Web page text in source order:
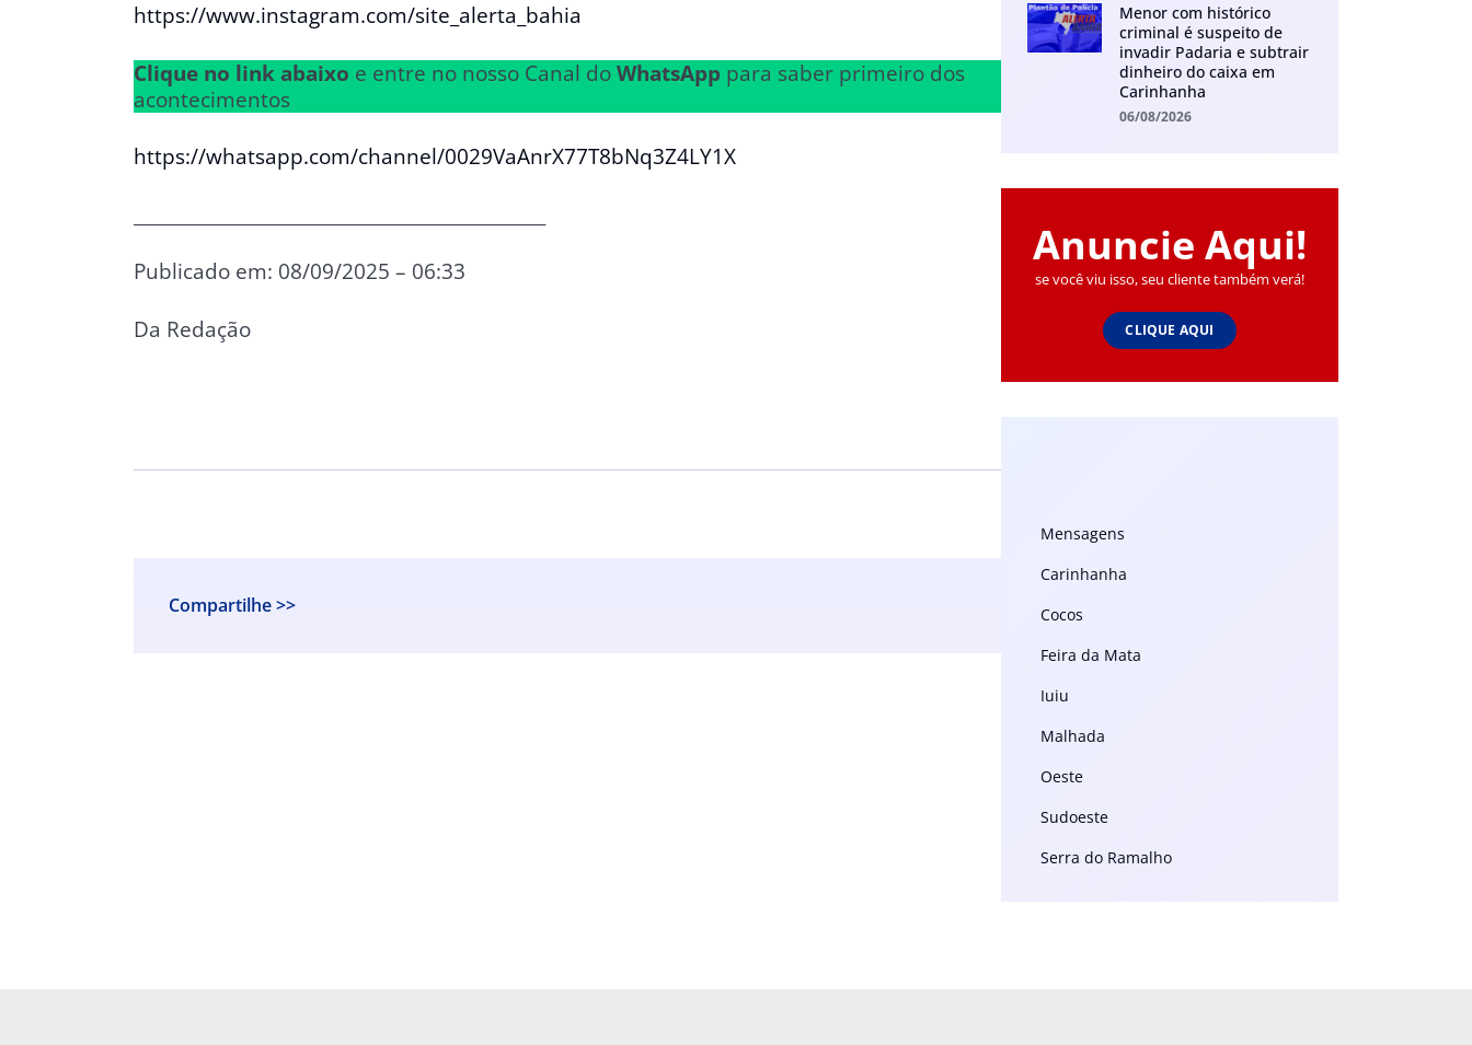
https://www.instagram.com/site_alerta_bahia
Clique no link abaixo e entre no nosso Canal doWhatsApp para saber primeiro dos
acontecimentos
https://whatsapp.com/channel/0029VaAnrX77T8bNq3Z4LY1X
Publicado em: 08/09/2025 – 06:33
Da Redação
Compartilhe >>
Menor com histórico
criminal é suspeito de
invadir Padaria e subtrair
dinheiro do caixa em
Carinhanha
06/08/2026
Anuncie Aqui!
se você viu isso, seu cliente também verá!
CLIQUE AQUI
Mensagens
Carinhanha
Cocos
Feira da Mata
Iuiu
Malhada
Oeste
Sudoeste
Serra do Ramalho